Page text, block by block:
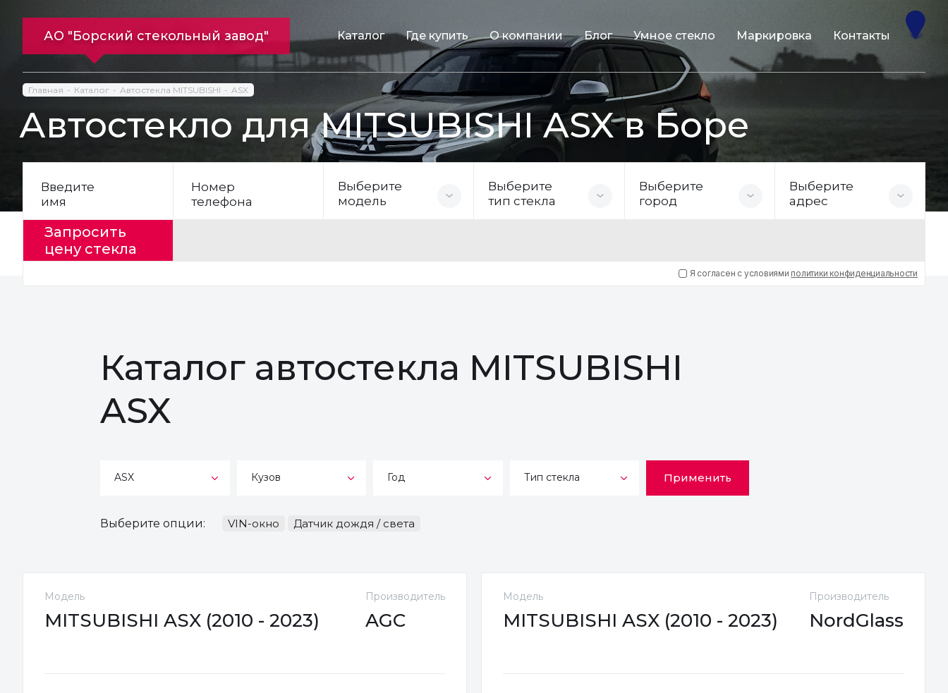
АО "Борский стекольный завод" Каталог Где купить О компании Блог Умное стекло Маркировка Контакты
Главная Каталог Автостекла MITSUBISHI ASX
Автостекло для MITSUBISHI ASX в Боре
Введите
имя
Номер
телефона
Выберите
модель
Выберите
тип стекла
Выберите
город
Выберите
адрес
Запросить
цену стекла
Я согласен с условиями политики конфиденциальности
Каталог автостекла MITSUBISHI
ASX
ASX Кузов Год Тип стекла Применить
Выберите опции: VIN-окно Датчик дождя / света
Модель
MITSUBISHI ASX (2010 - 2023)
Производитель
AGC
Модель
MITSUBISHI ASX (2010 - 2023)
Производитель
NordGlass